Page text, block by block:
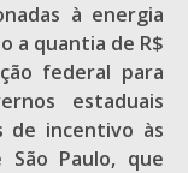
à energia
a quantia de R$
federal para
estaduais
de incentivo às
Paulo, que